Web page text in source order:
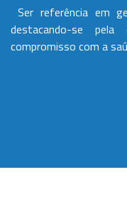
Ser referência em
destacando-se
compromisso com a